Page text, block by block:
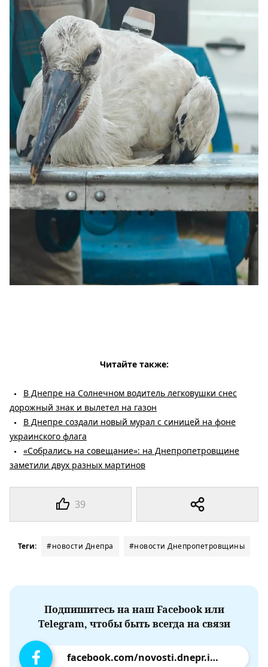
39
Читайте также:
В Днепре на Солнечном водитель легковушки снес
дорожный знак и вылетел на газон
В Днепре создали новый мурал с синицей на фоне
украинского флага
«Собрались на совещание»: на Днепропетровщине
заметили двух разных мартинов
Теги: #новости Днепра #новости Днепропетровщины
Подпишитесь на наш Facebook или
Telegram, чтобы быть всегда на связи
facebook.com/novosti.dnepr.info